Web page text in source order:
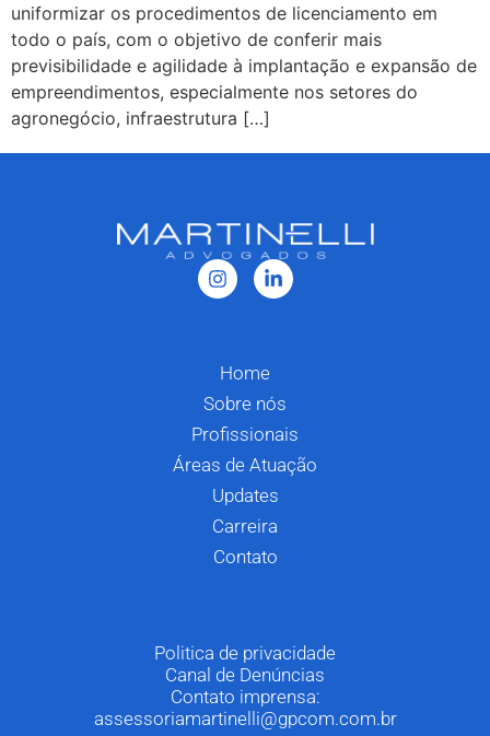
uniformizar os procedimentos de licenciamento em
todo o país, com o objetivo de conferir mais
previsibilidade e agilidade à implantação e expansão de
empreendimentos, especialmente nos setores do
agronegócio, infraestrutura […]
Home
Sobre nós
Profissionais
Áreas de Atuação
Updates
Carreira
Contato
Politica de privacidade
Canal de Denúncias
Contato imprensa:
assessoriamartinelli@gpcom.com.br